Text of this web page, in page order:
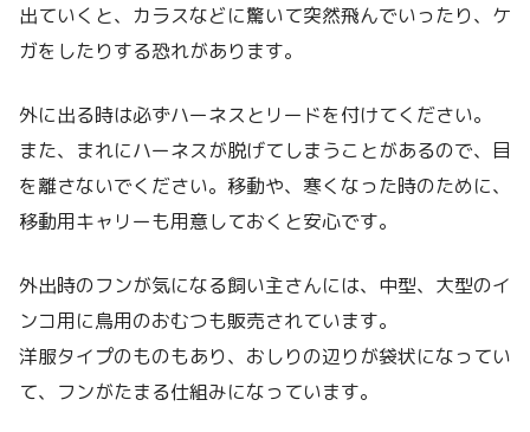
出ていくと、カラスなどに驚いて突然飛んでいったり、ケ
ガをしたりする恐れがあります。
外に出る時は必ずハーネスとリードを付けてください。
また、まれにハーネスが脱げてしまうことがあるので、目
を離さないでください。移動や、寒くなった時のために、
移動用キャリーも用意しておくと安心です。
外出時のフンが気になる飼い主さんには、中型、大型のイ
ンコ用に鳥用のおむつも販売されています。
洋服タイプのものもあり、おしりの辺りが袋状になってい
て、フンがたまる仕組みになっています。